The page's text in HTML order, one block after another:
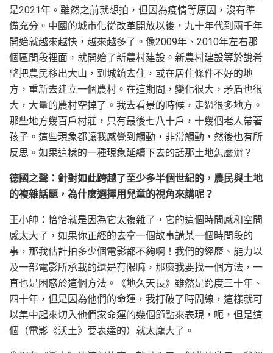
是2021年。雖然之前就想拍，但因為疫情等原因，沒有準
備充分。中國的城市化從改革開放以後，九十年代到兩千年
開始就越來越快，越來越多了。像2009年、2010年左右那
個區間段裡面，就開始了新農村建設。新農村建設等於說希
望把農民移出大山，到城鎮去住，或在居住條件不好的地
方，重新去建立一個農村。在這期間，變化很大，矛盾也很
大，大量的農村空掉了。我去看景的時候，走過很多地方。
那些地方幾百戶村莊，只有最後七八十戶，十幾個老人帶著
孩子。這些現象都讓我感覺到觸動，非常觸動，然後也有所
反思。如果這樣的一種現象延續下去的話那土地怎麼辦？
德國之聲：針對如此跨越了至少多半個世紀的，農民與土地
的複雜話題，為什麼選擇用兒童的視角來講呢？
王小帥：恰恰就是因為它太複雜了，它的這個時間感和空間
感太大了，如果你正經的去拿一個故事講某一個時間段的
事，那我估計拍多少個電影都不夠啊！我們的經歷、能力以
及一部電影所承載的還是有限嘛，那麼我要找一個方法，一
直也是困惑於這個方法。《地久天長》雖然是跨度三十年、
四十年，但是因為他們的命運，我打破了時間線，這樣就可
以集中起來切入他們家命運的幾個節點來表現，呃，但是這
個（電影《沃土》要表達的）就太龐大了。